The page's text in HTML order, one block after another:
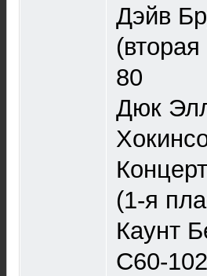
Дэйв
80
Дюк
(1-я
Каунт
С60-